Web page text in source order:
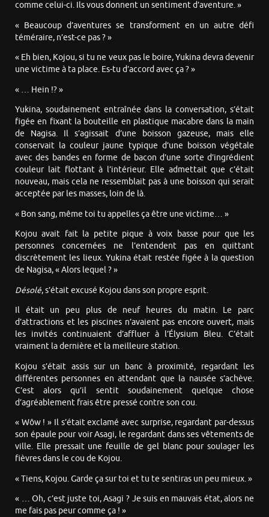
comme celui-ci. Ils vous donnent un sentiment d’aventure. »
« Beaucoup d’aventures se transforment en un autre défi
téméraire, n’est-ce pas ? »
« Eh bien, Kojou, si tu ne veux pas le boire, Yukina devra devenir
une victime à ta place. Es-tu d’accord avec ça ? »
« … Hein !? »
Yukina, soudainement entraînée dans la conversation, s’était
figée en fixant la bouteille en plastique macabre dans la main
de Nagisa. Il s’agissait d’une boisson gazeuse, mais elle
conservait la couleur jaune typique d’une boisson végétale
avec des bandes en forme de bacon d’une sorte d’ingrédient
couleur lait flottant à l’intérieur. Elle admettait que c’était
nouveau, mais cela ne ressemblait pas à une boisson qui serait
acceptée par les masses, loin de là.
« Bon sang, même toi tu appelles ça être une victime… »
Kojou avait fait la petite pique à voix basse pour que les
personnes concernées ne l’entendent pas en quittant
discrètement les lieux. Yukina était restée figée à la question
de Nagisa, « Alors lequel ? »
Désolé, s’était excusé Kojou dans son propre esprit.
Il était un peu plus de neuf heures du matin. Le parc
d’attractions et les piscines n’avaient pas encore ouvert, mais
les invités continuaient d’affluer à l’Élysium Bleu. C’était
vraiment la dernière et la meilleure station.
Kojou s’était assis sur un banc à proximité, regardant les
différentes personnes en attendant que la nausée s’achève.
C’est alors qu’il sentit soudainement quelque chose
d’agréablement frais être pressé contre son cou.
« Wôw ! » Il s’était exclamé avec surprise, regardant par-dessus
son épaule pour voir Asagi, le regardant dans ses vêtements de
ville. Elle pressait une feuille de gel blanc pour soulager les
fièvres dans le cou de Kojou.
« Tiens, Kojou. Garde ça sur toi et tu te sentiras un peu mieux. »
« … Oh, c’est juste toi, Asagi ? Je suis en mauvais état, alors ne
me fais pas peur comme ça ! »